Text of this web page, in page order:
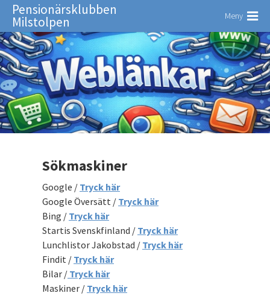
Pensionärsklubben
Milstolpen Meny
Sökmaskiner
Google / Tryck här
Google Översätt / Tryck här
Bing / Tryck här
Startis Svenskfinland / Tryck här
Lunchlistor Jakobstad / Tryck här
Findit / Tryck här
Bilar / Tryck här
Maskiner / Tryck här